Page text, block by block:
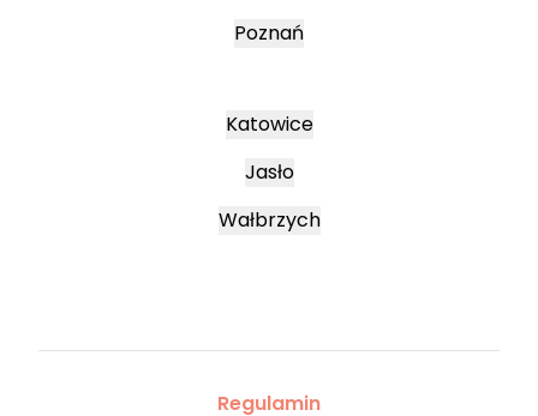
Poznań
Katowice
Jasło
Wałbrzych
Regulamin